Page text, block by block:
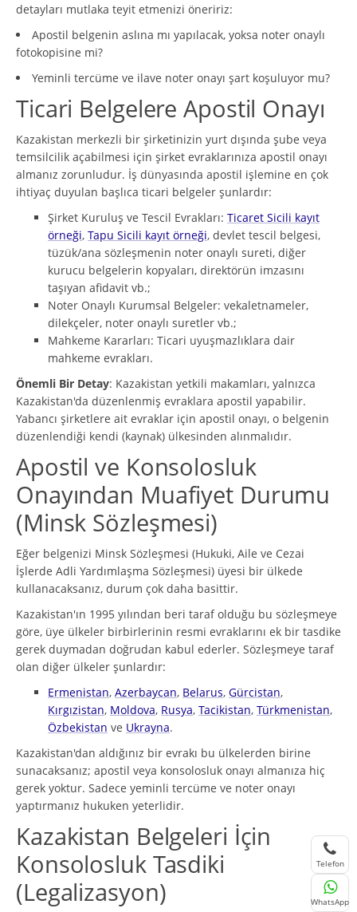
detayları mutlaka teyit etmenizi öneririz:
Apostil belgenin aslına mı yapılacak, yoksa noter onaylı
fotokopisine mi?
Yeminli tercüme ve ilave noter onayı şart koşuluyor mu?
Ticari Belgelere Apostil Onayı
Kazakistan merkezli bir şirketinizin yurt dışında şube veya
temsilcilik açabilmesi için şirket evraklarınıza apostil onayı
almanız zorunludur. İş dünyasında apostil işlemine en çok
ihtiyaç duyulan başlıca ticari belgeler şunlardır:
Şirket Kuruluş ve Tescil Evrakları: Ticaret Sicili kayıt
örneği, Tapu Sicili kayıt örneği, devlet tescil belgesi,
tüzük/ana sözleşmenin noter onaylı sureti, diğer
kurucu belgelerin kopyaları, direktörün imzasını
taşıyan afidavit vb.;
Noter Onaylı Kurumsal Belgeler: vekaletnameler,
dilekçeler, noter onaylı suretler vb.;
Mahkeme Kararları: Ticari uyuşmazlıklara dair
mahkeme evrakları.
Önemli Bir Detay: Kazakistan yetkili makamları, yalnızca
Kazakistan'da düzenlenmiş evraklara apostil yapabilir.
Yabancı şirketlere ait evraklar için apostil onayı, o belgenin
düzenlendiği kendi (kaynak) ülkesinden alınmalıdır.
Apostil ve Konsolosluk
Onayından Muafiyet Durumu
(Minsk Sözleşmesi)
Eğer belgenizi Minsk Sözleşmesi (Hukuki, Aile ve Cezai
İşlerde Adli Yardımlaşma Sözleşmesi) üyesi bir ülkede
kullanacaksanız, durum çok daha basittir.
Kazakistan'ın 1995 yılından beri taraf olduğu bu sözleşmeye
göre, üye ülkeler birbirlerinin resmi evraklarını ek bir tasdike
gerek duymadan doğrudan kabul ederler. Sözleşmeye taraf
olan diğer ülkeler şunlardır:
Ermenistan, Azerbaycan, Belarus, Gürcistan,
Kırgızistan, Moldova, Rusya, Tacikistan, Türkmenistan,
Özbekistan ve Ukrayna.
Kazakistan'dan aldığınız bir evrakı bu ülkelerden birine
sunacaksanız; apostil veya konsolosluk onayı almanıza hiç
gerek yoktur. Sadece yeminli tercüme ve noter onayı
yaptırmanız hukuken yeterlidir.
Kazakistan Belgeleri İçin
Konsolosluk Tasdiki
(Legalizasyon)
Telefon
WhatsApp